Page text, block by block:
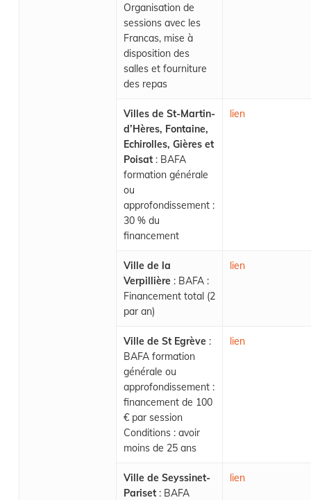
Organisation de
sessions avec les
Francas, mise à
disposition des
salles et fourniture
des repas
Villes de St-Martin-
d’Hères, Fontaine,
Echirolles, Gières et
Poisat: BAFA
formation générale
ou
approfondissement :
30 % du
financement
lien
Ville de la
Verpillière : BAFA :
Financement total (2
par an)
lien
Ville de St Egrève :
BAFA formation
générale ou
approfondissement :
financement de 100
€ par session
Conditions : avoir
moins de 25 ans
lien
Ville de Seyssinet-
Pariset: BAFA
lien